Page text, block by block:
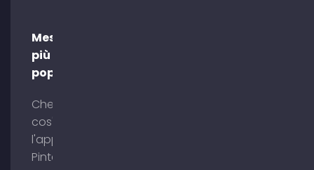
Messaggi
più
popolari
Che
cos'è
l'app
Pinterest?